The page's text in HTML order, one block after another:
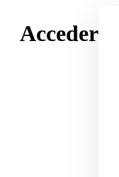
Acceder